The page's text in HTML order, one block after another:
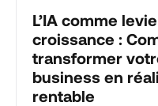
L’IA comme
croissance :
transformer
business en
rentable